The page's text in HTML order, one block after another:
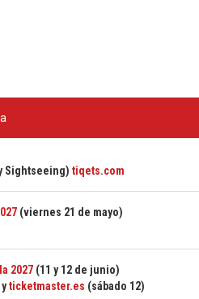
Sightseeing) tiqets.com
(viernes 21 de mayo)
2027 (11 y 12 de junio)
ticketmaster.es (sábado 12)